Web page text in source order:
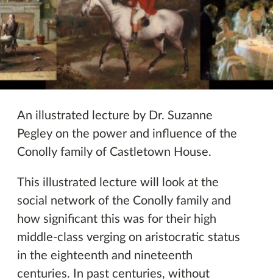
Teagmháil
Imeachtaí eile
An illustrated lecture by Dr. Suzanne
Pegley on the power and influence of the
Conolly family of Castletown House.
This illustrated lecture will look at the
social network of the Conolly family and
how significant this was for their high
middle-class verging on aristocratic status
in the eighteenth and nineteenth
centuries. In past centuries, without